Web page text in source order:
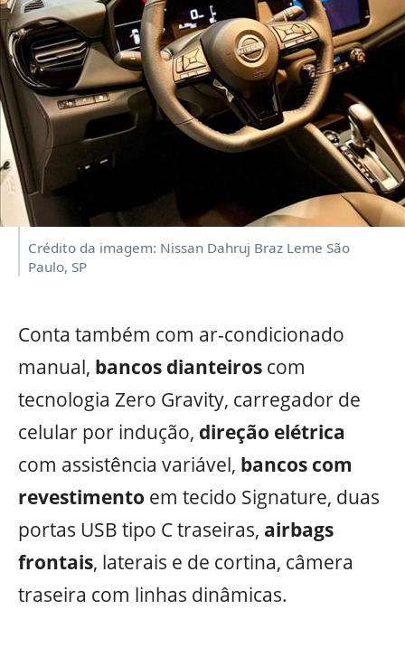
Crédito da imagem: Nissan Dahruj Braz Leme São
Paulo, SP
Conta também com ar-condicionado
manual, bancos dianteiros com
tecnologia Zero Gravity, carregador de
celular por indução, direção elétrica
com assistência variável, bancos com
revestimento em tecido Signature, duas
portas USB tipo C traseiras, airbags
frontais, laterais e de cortina, câmera
traseira com linhas dinâmicas.